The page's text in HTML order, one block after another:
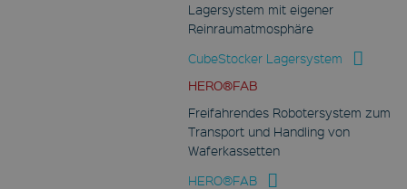
Lagersystem mit eigener
Reinraumatmosphäre
CubeStocker Lagersystem
HERO®FAB
Freifahrendes Robotersystem zum
Transport und Handling von
Waferkassetten
HERO®FAB